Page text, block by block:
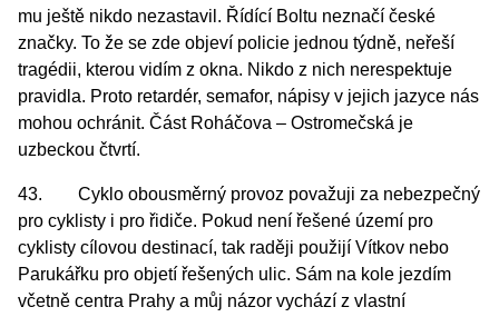
mu ještě nikdo nezastavil. Řídící Boltu neznačí české
značky. To že se zde objeví policie jednou týdně, neřeší
tragédii, kterou vidím z okna. Nikdo z nich nerespektuje
pravidla. Proto retardér, semafor, nápisy v jejich jazyce nás
mohou ochránit. Část Roháčova – Ostromečská je
uzbeckou čtvrtí.
43. Cyklo obousměrný provoz považuji za nebezpečný
pro cyklisty i pro řidiče. Pokud není řešené území pro
cyklisty cílovou destinací, tak raději použijí Vítkov nebo
Parukářku pro objetí řešených ulic. Sám na kole jezdím
včetně centra Prahy a můj názor vychází z vlastní